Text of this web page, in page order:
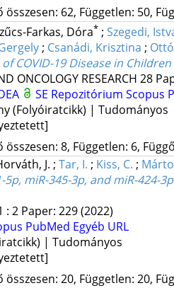
összesen: 62, Független: 50,
Farkas, Dóra* ; Szegedi,
; Csanádi, Krisztina ;
COVID-19 Disease in
ONCOLOGY RESEARCH 28
SE Repozitórium Scopus
(Folyóiratcikk) | Tudományos
összesen: 8, Független: 6,
J. ; Tar, I. ; Kiss, C. ;
5p, miR-345-3p, and miR-424-
: 2 Paper: 229(2022)
PubMed Egyéb URL
| Tudományos
összesen: 20, Független: 20,